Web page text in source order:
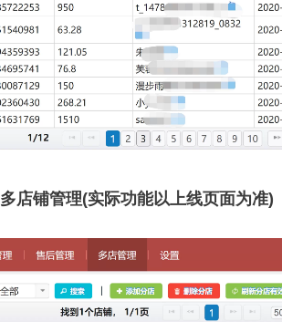
多店铺管理(实际功能以上线页面为准)